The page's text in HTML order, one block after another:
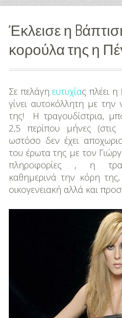
Εκπαίδευση
Βάπτιση
Οργάνωση
Βάπτισης
Διάσημες
Βαπτίσεις
Σπίτι
Παιδικό Δωμάτιο
Έκλεισε η
κορούλα της η
Σε πελάγη ευτυχίας πλέει η
γίνει αυτοκόλλητη με την
της! Η τραγουδίστρια,
2,5 περίπου μήνες
ωστόσο δεν έχει
του έρωτα της με τον
πληροφορίες , η
καθημερινά την κόρη
οικογενειακή αλλά και